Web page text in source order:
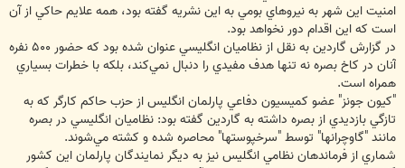
امنيت اين شهر به نيروهاي بومي به اين نشريه گفته بود، همه علايم حاكي از آن
است كه اين اقدام دور نخواهد بود.
در گزارش گاردين به نقل از نظاميان انگليسي عنوان شده بود كه حضور ‪۵۰۰‬ نفره
آنان در كاخ بصره نه تنها هدف مفيدي را دنبال نمي‌كند، بلكه با خطرات بسياري
همراه است.
"كيون جونز" عضو كميسيون دفاعي پارلمان انگليس از حزب حاكم كارگر كه به
تازگي بازديدي از بصره داشته به گاردين گفته بود: نظاميان انگليسي در بصره
مانند "گاوچرانها" توسط "سرخپوستها" محاصره شده و كشته مي‌شوند.
شماري از فرماندهان نظامي انگليس نيز به ديگر نمايندگان پارلمان اين كشور